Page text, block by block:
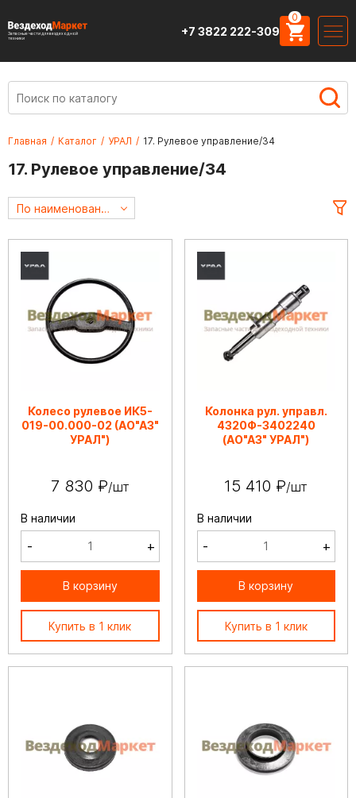
Запасные части для вездеходной
техники
+7 3822 222-309
0
Главная / Каталог / УРАЛ / 17. Рулевое управление/34
17. Рулевое управление/34
По наименованию А->Я
Колесо рулевое ИК5-
019-00.000-02 (АО"АЗ"
УРАЛ")
7 830 ₽/шт
В наличии
- +
В корзину
Купить в 1 клик
Колонка рул. управл.
4320Ф-3402240
(АО"АЗ" УРАЛ")
15 410 ₽/шт
В наличии
- +
В корзину
Купить в 1 клик